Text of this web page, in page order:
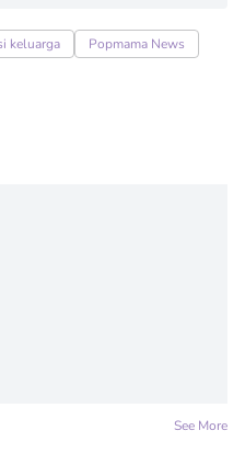
keluarga
Popmama News
See More